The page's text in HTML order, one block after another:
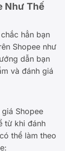
Như Thế
hẳn bạn
Shopee như
dẫn bạn
và đánh giá
Shopee
từ khi đánh
thể làm theo